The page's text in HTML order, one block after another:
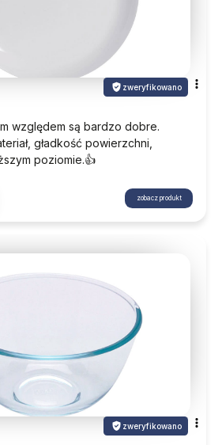
zweryfikowano
względem są bardzo dobre.
gładkość powierzchni,
poziomie.👍️
zobacz produkt
zweryfikowano